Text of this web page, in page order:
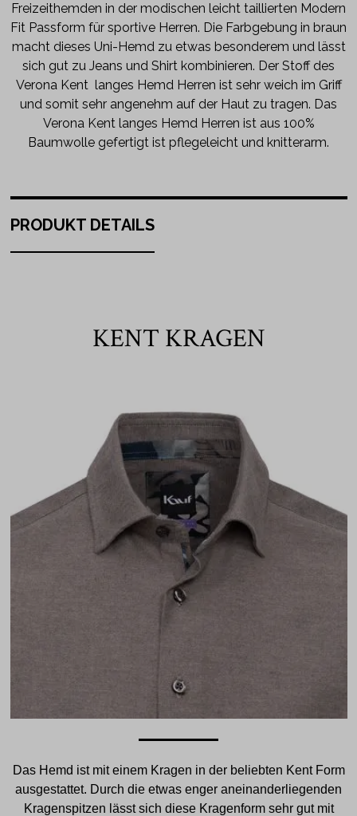
Freizeithemden in der modischen leicht taillierten Modern
Fit Passform für sportive Herren. Die Farbgebung in braun
macht dieses Uni-Hemd zu etwas besonderem und lässt
sich gut zu Jeans und Shirt kombinieren. Der Stoff des
Verona Kent langes Hemd Herren ist sehr weich im Griff
und somit sehr angenehm auf der Haut zu tragen. Das
Verona Kent langes Hemd Herren ist aus 100%
Baumwolle gefertigt ist pflegeleicht und knitterarm.
PRODUKT DETAILS
KENT KRAGEN
Das Hemd ist mit einem Kragen in der beliebten Kent Form
ausgestattet. Durch die etwas enger aneinanderliegenden
Kragenspitzen lässt sich diese Kragenform sehr gut mit